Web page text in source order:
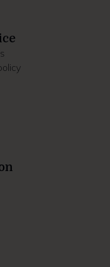
eller som de har